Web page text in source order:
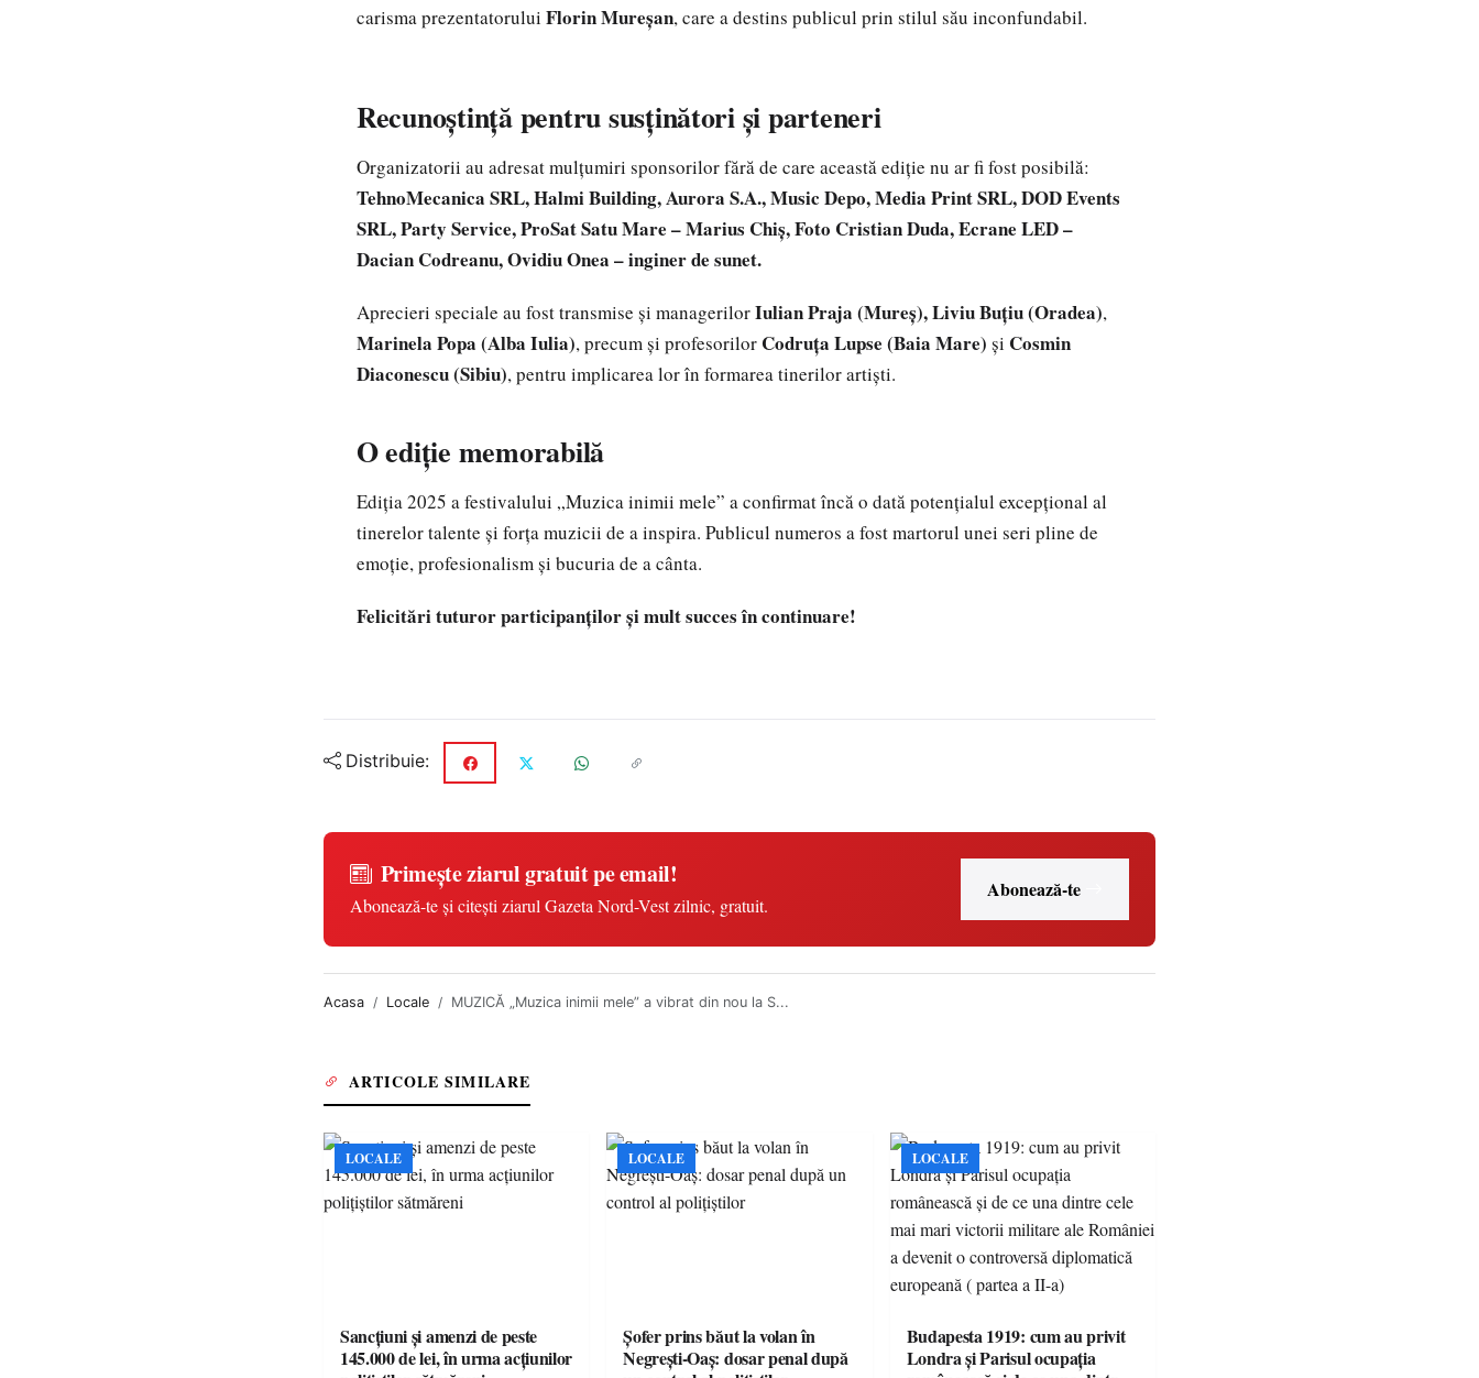
carisma prezentatorului Florin Mureșan, care a destins publicul prin stilul său inconfundabil.
Recunoștință pentru susținători și parteneri
Organizatorii au adresat mulțumiri sponsorilor fără de care această ediție nu ar fi fost posibilă:
TehnoMecanica SRL, Halmi Building, Aurora S.A., Music Depo, Media Print SRL, DOD Events
SRL, Party Service, ProSat Satu Mare – Marius Chiș, Foto Cristian Duda, Ecrane LED –
Dacian Codreanu, Ovidiu Onea – inginer de sunet.
Aprecieri speciale au fost transmise și managerilorIulian Praja (Mureș), Liviu Buțiu (Oradea),
Marinela Popa (Alba Iulia), precum și profesorilor Codruța Lupse (Baia Mare) și Cosmin
Diaconescu (Sibiu), pentru implicarea lor în formarea tinerilor artiști.
O ediție memorabilă
Ediția 2025 a festivalului „Muzica inimii mele” a confirmat încă o dată potențialul excepțional al
tinerelor talente și forța muzicii de a inspira. Publicul numeros a fost martorul unei seri pline de
emoție, profesionalism și bucuria de a cânta.
Felicitări tuturor participanților și mult succes în continuare!
Distribuie:
Primește ziarul gratuit pe email!
Abonează-te și citești ziarul Gazeta Nord-Vest zilnic, gratuit.
Abonează-te
Acasa Locale MUZICĂ „Muzica inimii mele” a vibrat din nou la S...
ARTICOLE SIMILARE
LOCALE
Sancțiuni și amenzi de peste
145.000 de lei, în urma acțiunilor
LOCALE
Șofer prins băut la volan în
Negrești-Oaș: dosar penal după
LOCALE
Budapesta 1919: cum au privit
Londra și Parisul ocupația